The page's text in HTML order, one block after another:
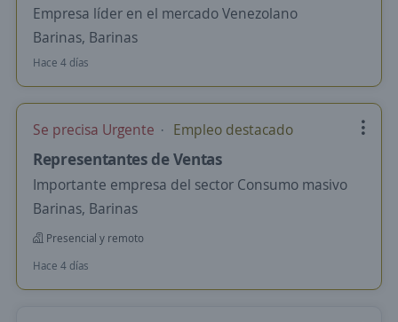
Empresa líder en el mercado Venezolano
Barinas, Barinas
Hace 4 días
Se precisa Urgente Empleo destacado
Representantes de Ventas
Importante empresa del sector Consumo masivo
Barinas, Barinas
Presencial y remoto
Hace 4 días